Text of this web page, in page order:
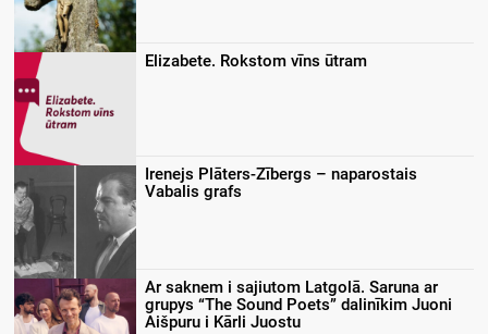
Elizabete. Rokstom vīns ūtram
Irenejs Plāters-Zībergs – naparostais
Vabalis grafs
Ar saknem i sajiutom Latgolā. Saruna ar
grupys “The Sound Poets” dalinīkim Juoni
Aišpuru i Kārli Juostu